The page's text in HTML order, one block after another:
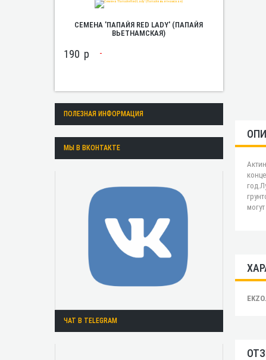
СЕМЕНА 'ПАПАЙЯ RED LADY' (ПАПАЙЯ
ВЬЕТНАМСКАЯ)
190 p
ПОЛЕЗНАЯ ИНФОРМАЦИЯ
МЫ В ВКОНТАКТЕ
ЧАТ В TELEGRAM